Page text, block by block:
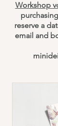
Workshop
reserve a
email and